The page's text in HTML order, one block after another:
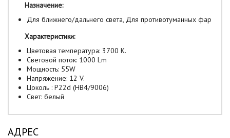
Назначение:
Для ближнего/дальнего света, Для противотуманных фар
Характеристики:
Цветовая температура: 3700 К.
Световой поток: 1000 Lm
Мощность: 55W
Напряжение: 12 V.
Цоколь : P22d (HB4/9006)
Свет: белый
АДРЕС